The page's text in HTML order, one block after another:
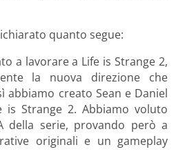
quanto segue:
a lavorare a Life is Strange 2,
la nuova direzione che
abbiamo creato Sean e Daniel
Strange 2. Abbiamo voluto
della serie, provando però a
originali e un gameplay